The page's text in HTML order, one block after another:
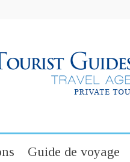
Guide de voyage